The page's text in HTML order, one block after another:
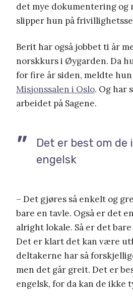
det mye dokumentering og
slipper hun på
Berit har også jobbet ti år
norskkurs i Øygarden. Da
for fire år siden, meldte
Misjonssalen i Oslo. Og har
arbeidet på Sagene.
Det er best om de
engelsk
– Det gjøres så enkelt og
bare en tavle. Også er det
alright lokale. Så er det
Det er klart det kan være
deltakerne har så
men det går greit. Det er
engelsk, for da kan de ikke